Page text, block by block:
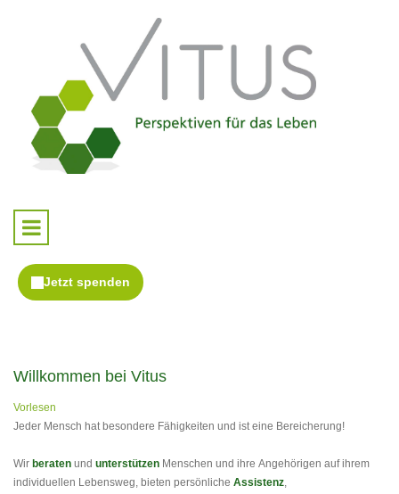
Willkommen bei Vitus
Vorlesen
Jeder Mensch hat besondere Fähigkeiten und ist eine Bereicherung!
Wir beraten und unterstützen Menschen und ihre Angehörigen auf ihrem
individuellen Lebensweg, bieten persönliche Assistenz